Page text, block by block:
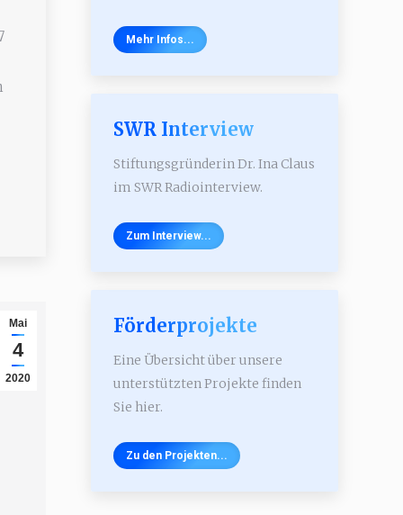
Mai
4
2020
Mehr Infos...
SWR Interview
Stiftungsgründerin Dr. Ina Claus
im SWR Radiointerview.
Zum Interview...
Förderprojekte
Eine Übersicht über unsere
unterstützten Projekte finden
Sie hier.
Zu den Projekten...